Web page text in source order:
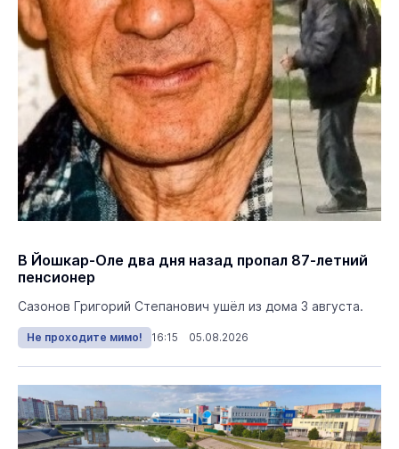
В Йошкар-Оле два дня назад пропал 87-летний
пенсионер
Сазонов Григорий Степанович ушёл из дома 3 августа.
Не проходите мимо! 16:15 05.08.2026